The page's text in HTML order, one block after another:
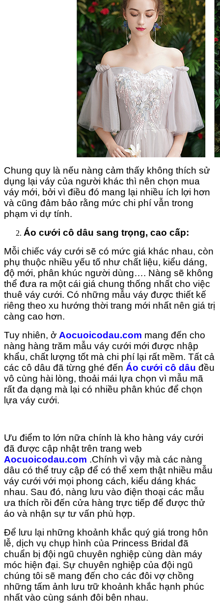
Chung quy là nếu nàng cảm thấy không thích sử
dụng lại váy của người khác thì nên chọn mua
váy mới, bởi vì điều đó mang lại nhiều ích lợi hơn
và cũng đảm bảo rằng mức chi phí vẫn trong
phạm vi dự tính.
Áo cưới cô dâu sang trọng, cao cấp:
Mỗi chiếc váy cưới sẽ có mức giá khác nhau, còn
phụ thuộc nhiều yếu tố như chất liệu, kiểu dáng,
độ mới, phân khúc người dùng…. Nàng sẽ không
thể đưa ra một cái giá chung thống nhất cho việc
thuê váy cưới. Có những mẫu váy được thiết kế
riêng theo xu hướng thời trang mới nhất nên giá trị
càng cao hơn.
Tuy nhiên, ở Aocuoicodau.com mang đến cho
nàng hàng trăm mẫu váy cưới mới được nhập
khẩu, chất lượng tốt mà chi phí lại rất mềm. Tất cả
các cô dâu đã từng ghé đến Áo cưới cô dâu đều
vô cùng hài lòng, thoải mái lựa chọn vì mẫu mã
rất đa dạng mà lại có nhiều phân khúc để chọn
lựa váy cưới.
Ưu điểm to lớn nữa chính là kho hàng váy cưới
đã được cập nhật trên trang web
Aocuoicodau.com .Chính vì vậy mà các nàng
dâu có thể truy cập để có thể xem thật nhiều mẫu
váy cưới với mọi phong cách, kiểu dáng khác
nhau. Sau đó, nàng lưu vào điện thoại các mẫu
ưa thích rồi đến cửa hàng trực tiếp để được thử
áo và nhận sự tư vấn phù hợp.
Để lưu lại những khoảnh khắc quý giá trong hôn
lễ, dịch vụ chụp hình của Princess Bridal đã
chuẩn bị đội ngũ chuyên nghiệp cùng dàn máy
móc hiện đại. Sự chuyên nghiệp của đội ngũ
chúng tôi sẽ mang đến cho các đôi vợ chồng
những tấm ảnh lưu trữ khoảnh khắc hạnh phúc
nhất vào cùng sánh đôi bên nhau.